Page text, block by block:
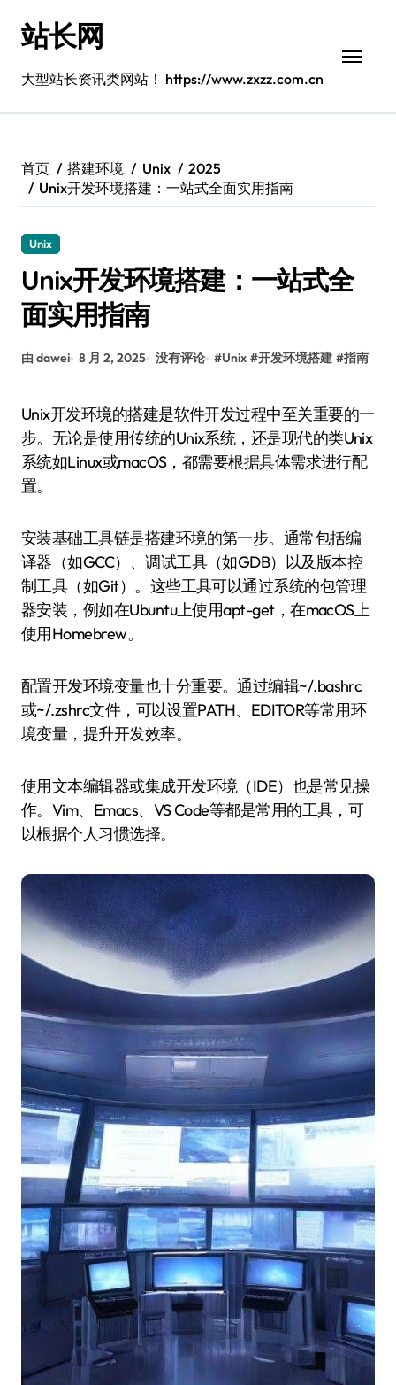
站长网
大型站长资讯类网站！ https://www.zxzz.com.cn
首页 搭建环境 Unix
2025
Unix开发环境搭建：一站式全面实用指南
Unix
Unix开发环境搭建：一站式全
面实用指南
由 dawei 8 月 2, 2025 没有评论 #Unix #开发环境搭建 #指南
Unix开发环境的搭建是软件开发过程中至关重要的一
步。无论是使用传统的Unix系统，还是现代的类Unix
系统如Linux或macOS，都需要根据具体需求进行配
置。
安装基础工具链是搭建环境的第一步。通常包括编
译器（如GCC）、调试工具（如GDB）以及版本控
制工具（如Git）。这些工具可以通过系统的包管理
器安装，例如在Ubuntu上使用apt-get，在macOS上
使用Homebrew。
配置开发环境变量也十分重要。通过编辑~/.bashrc
或~/.zshrc文件，可以设置PATH、EDITOR等常用环
境变量，提升开发效率。
使用文本编辑器或集成开发环境（IDE）也是常见操
作。Vim、Emacs、VS Code等都是常用的工具，可
以根据个人习惯选择。